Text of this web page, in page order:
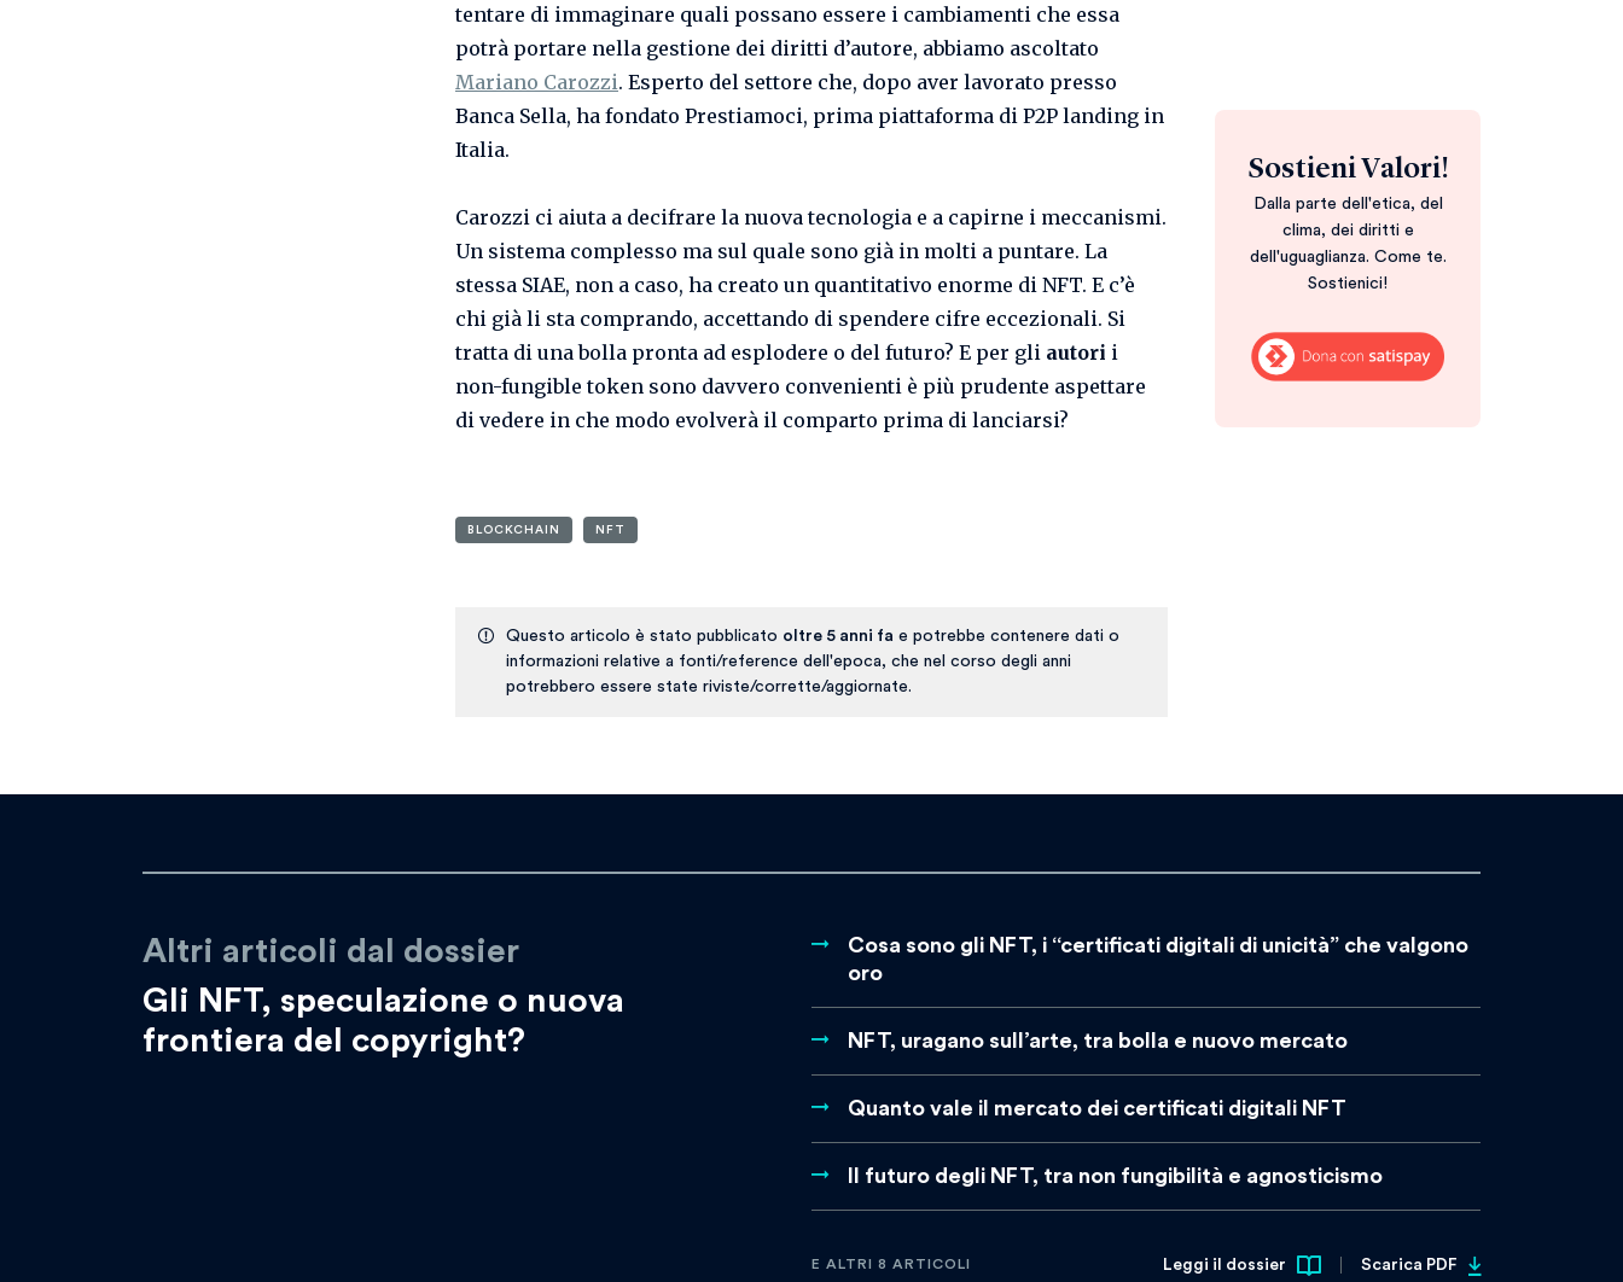
tentare di immaginare quali possano essere i cambiamenti che essa
potrà portare nella gestione dei diritti d’autore, abbiamo ascoltato
Mariano Carozzi. Esperto del settore che, dopo aver lavorato presso
Banca Sella, ha fondato Prestiamoci, prima piattaforma di P2P landing in
Italia.
Carozzi ci aiuta a decifrare la nuova tecnologia e a capirne i meccanismi.
Un sistema complesso ma sul quale sono già in molti a puntare. La
stessa SIAE, non a caso, ha creato un quantitativo enorme di NFT. E c’è
chi già li sta comprando, accettando di spendere cifre eccezionali. Si
tratta di una bolla pronta ad esplodere o del futuro? E per gli autori i
non-fungible token sono davvero convenienti è più prudente aspettare
di vedere in che modo evolverà il comparto prima di lanciarsi?
BLOCKCHAIN NFT
Questo articolo è stato pubblicato oltre 5 anni fa e potrebbe contenere dati o
informazioni relative a fonti/reference dell'epoca, che nel corso degli anni
potrebbero essere state riviste/corrette/aggiornate.
Sostieni Valori!
Dalla parte dell'etica, del
clima, dei diritti e
dell'uguaglianza. Come te.
Sostienici!
Altri articoli dal dossier
Gli NFT, speculazione o nuova
frontiera del copyright?
Cosa sono gli NFT, i “certificati digitali di unicità” che valgono
oro
NFT, uragano sull’arte, tra bolla e nuovo mercato
Quanto vale il mercato dei certificati digitali NFT
Il futuro degli NFT, tra non fungibilità e agnosticismo
E ALTRI 8 ARTICOLI Leggi il dossier Scarica PDF